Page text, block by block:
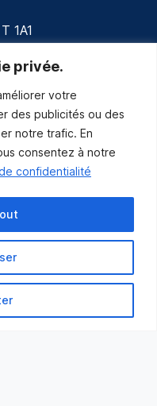
privée.
votre
des publicités ou des
notre trafic. En
consentez à notre
confidentialité
1A1
toutes urgences.
les nouvelles